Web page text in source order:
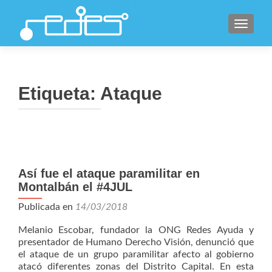
Etiqueta: Ataque
Así fue el ataque paramilitar en
Montalbán el #4JUL
Publicada en 14/03/2018
Melanio Escobar, fundador la ONG Redes Ayuda y
presentador de Humano Derecho Visión, denunció que
el ataque de un grupo paramilitar afecto al gobierno
atacó diferentes zonas del Distrito Capital. En esta